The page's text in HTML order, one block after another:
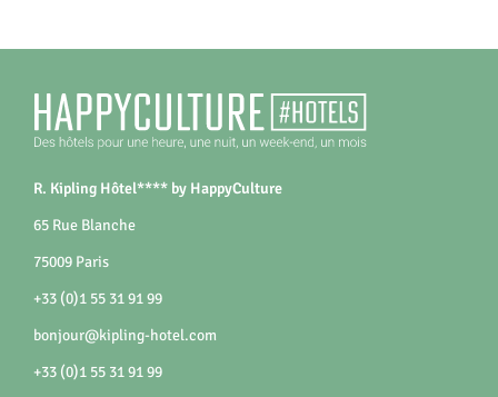
R. Kipling Hôtel**** by HappyCulture
65 Rue Blanche
75009 Paris
+33 (0)1 55 31 91 99
bonjour@kipling-hotel.com
+33 (0)1 55 31 91 99